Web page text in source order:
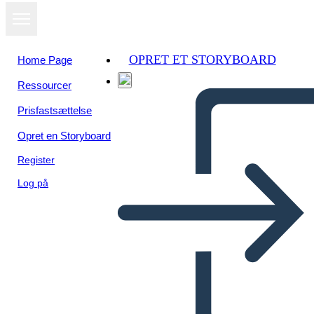
Home Page
Ressourcer
Prisfastsættelse
Opret en Storyboard
Register
Log på
OPRET ET STORYBOARD